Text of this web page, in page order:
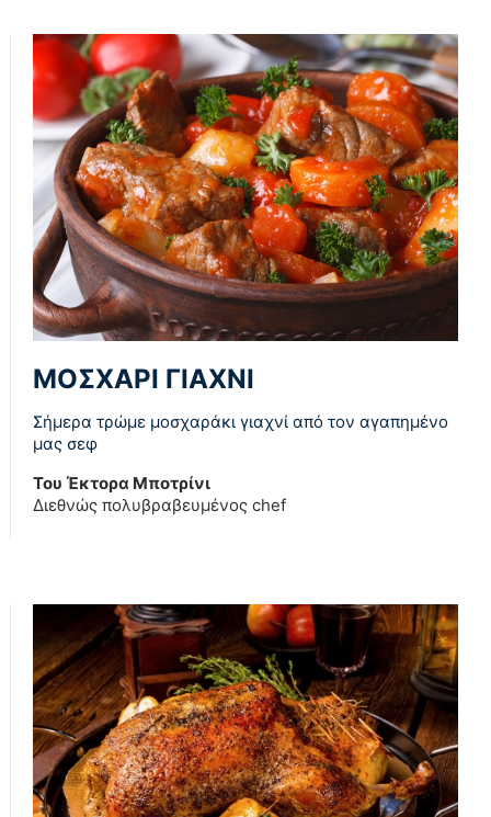
ΜΟΣΧΑΡΙ ΓΙΑΧΝΙ
Σήμερα τρώμε μοσχαράκι γιαχνί από τον αγαπημένο
μας σεφ
Του Έκτορα Μποτρίνι
Διεθνώς πολυβραβευμένος chef